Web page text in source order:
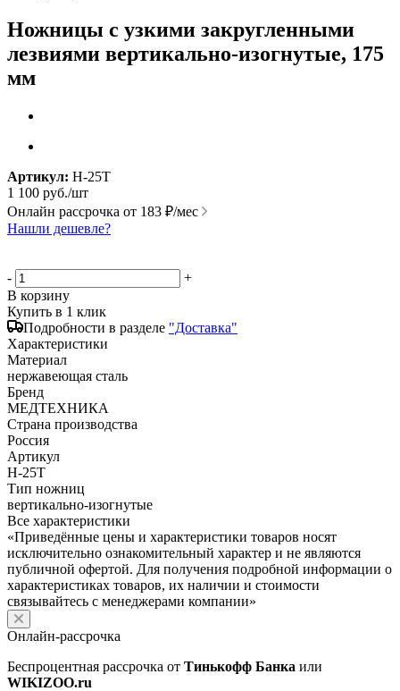
Ножницы с узкими закругленными
лезвиями вертикально-изогнутые, 175
мм
Артикул: Н-25Т
1 100 руб./шт
Онлайн рассрочка от 183 ₽/мес
Нашли дешевле?
-
+
В корзину
Купить в 1 клик
Подробности в разделе "Доставка"
Характеристики
Материал
нержавеющая сталь
Бренд
МЕДТЕХНИКА
Страна производства
Россия
Артикул
Н-25Т
Тип ножниц
вертикально-изогнутые
Все характеристики
«Приведённые цены и характеристики товаров носят
исключительно ознакомительный характер и не являются
публичной офертой. Для получения подробной информации о
характеристиках товаров, их наличии и стоимости
связывайтесь с менеджерами компании»
Онлайн-рассрочка
Беспроцентная рассрочка от Тинькофф Банка или
WIKIZOO.ru